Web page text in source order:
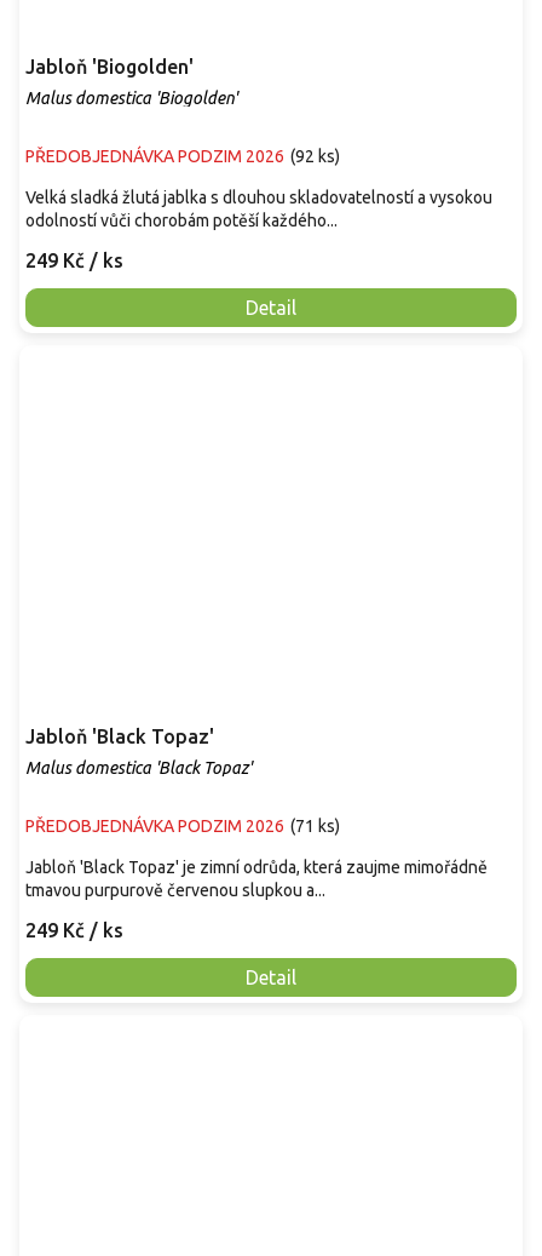
Jabloň 'Biogolden'
Malus domestica 'Biogolden'
PŘEDOBJEDNÁVKA PODZIM 2026 (92 ks)
249 Kč / ks
Detail
Velká sladká žlutá jablka s dlouhou skladovatelností a vysokou
odolností vůči chorobám potěší každého...
Jabloň 'Black Topaz'
Malus domestica 'Black Topaz'
PŘEDOBJEDNÁVKA PODZIM 2026 (71 ks)
249 Kč / ks
Detail
Jabloň 'Black Topaz' je zimní odrůda, která zaujme mimořádně
tmavou purpurově červenou slupkou a...